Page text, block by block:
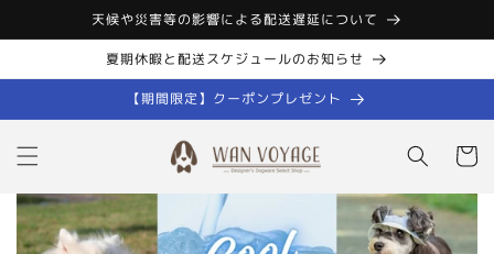
コンテン
ツに進む
天候や災害等の影響による配送遅延について
夏期休暇と配送スケジュールのお知らせ
【期間限定】クーポンプレゼント
ー